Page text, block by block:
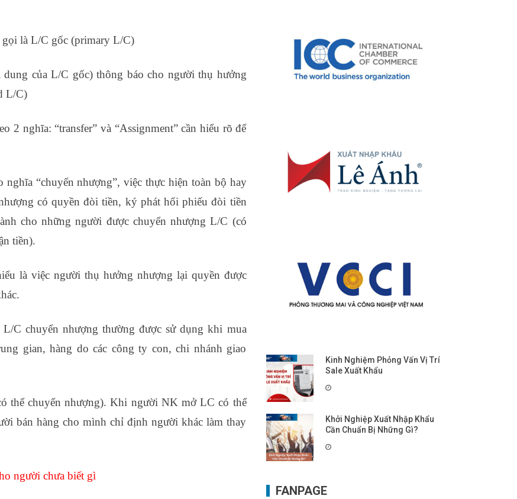
là L/C gốc (primary L/C)
của L/C gốc) thông báo cho người thụ hưởng
L/C)
2 nghĩa: “transfer” và “Assignment” cần hiểu rõ để
“chuyển nhượng”, việc thực hiện toàn bộ hay
có quyền đòi tiền, ký phát hối phiếu đòi tiền
cho những người được chuyển nhượng L/C (có
tiền).
là việc người thụ hưởng nhượng lại quyền được
C chuyển nhượng thường được sử dụng khi mua
gian, hàng do các công ty con, chi nhánh giao
thể chuyển nhượng). Khi người NK mở LC có thể
bán hàng cho mình chỉ định người khác làm thay
người chưa biết gì
Kinh Nghiệm Phỏng Vấn Vị Trí
Sale Xuất Khẩu
Khởi Nghiệp Xuất Nhập Khẩu
Cần Chuẩn Bị Những Gì?
FANPAGE